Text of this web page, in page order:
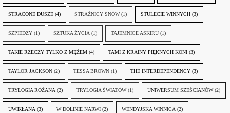
STRACONE DUSZE (4) STRAŻNICY SNÓW (1) STULECIE WINNYCH (3)
SZPIEDZY (1) SZTUKA ŻYCIA (1) TAJEMNICE ASKIRU (1)
TAKIE RZECZY TYLKO Z MĘŻEM (4) TAMI Z KRAINY PIĘKNYCH KONI (3)
TAYLOR JACKSON (2) TESSA BROWN (1) THE INTERDEPENDENCY (3)
TRYLOGIA RÓŻANA (2) TRYLOGIA ŚWIATÓW (1) UNIWERSUM SZEŚCIANÓW (2)
UWIKŁANA (3) W DOLINIE NARWI (2) WENDYJSKA WINNICA (2)